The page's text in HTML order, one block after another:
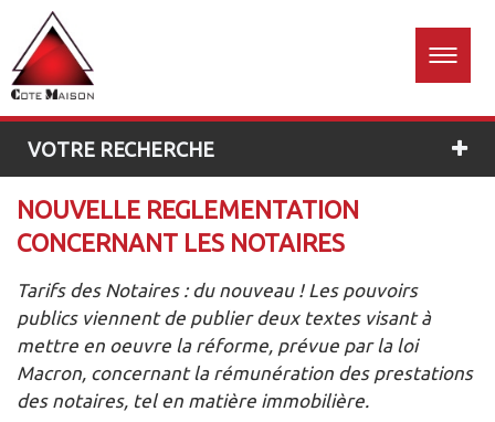
01 60
26 96
76
Accueil
Estimation
gratuite
VOTRE RECHERCHE
NOUVELLE REGLEMENTATION
CONCERNANT LES NOTAIRES
Tarifs des Notaires : du nouveau ! Les pouvoirs
publics viennent de publier deux textes visant à
mettre en oeuvre la réforme, prévue par la loi
Macron, concernant la rémunération des prestations
des notaires, tel en matière immobilière.